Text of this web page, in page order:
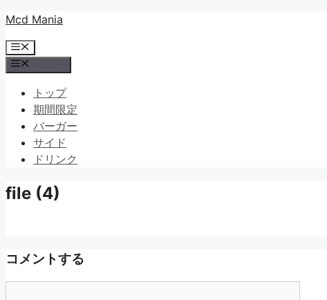
コ
テ
ン
Mcd Mania
メ
ニ
ュ
トップ
期間限定
バーガー
サイド
ドリンク
file (4)
コメントする